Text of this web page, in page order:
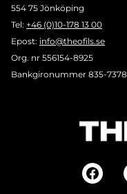
554 75 Jönköping
Tel: +46 (0)10-178 13 00
Epost: info@theofils.se
Org. nr 556154-8925
Bankgironummer 835-7378